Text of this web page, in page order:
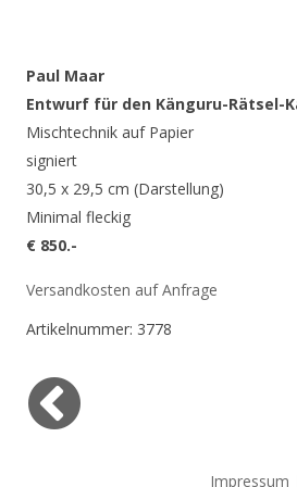
Paul Maar
Entwurf für den Känguru-Rätsel-
Mischtechnik auf Papier
signiert
30,5 x 29,5 cm (Darstellung)
Minimal fleckig
€ 850.-
Versandkosten auf Anfrage
Artikelnummer: 3778
Impressum